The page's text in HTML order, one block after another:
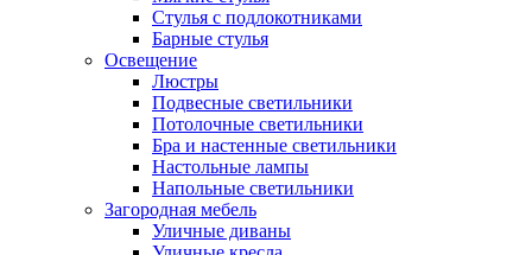
Стулья с подлокотниками
Барные стулья
Освещение
Люстры
Подвесные светильники
Потолочные светильники
Бра и настенные светильники
Настольные лампы
Напольные светильники
Загородная мебель
Уличные диваны